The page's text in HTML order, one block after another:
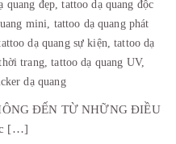
quang đẹp,tattoo dạ quang độc
mini, tattoo dạ quang phát
dạ quang sự kiện,tattoo dạ
trang,tattoo dạ quang UV,
dạ quang
ĐẾN TỪ NHỮNG ĐIỀU
[…]